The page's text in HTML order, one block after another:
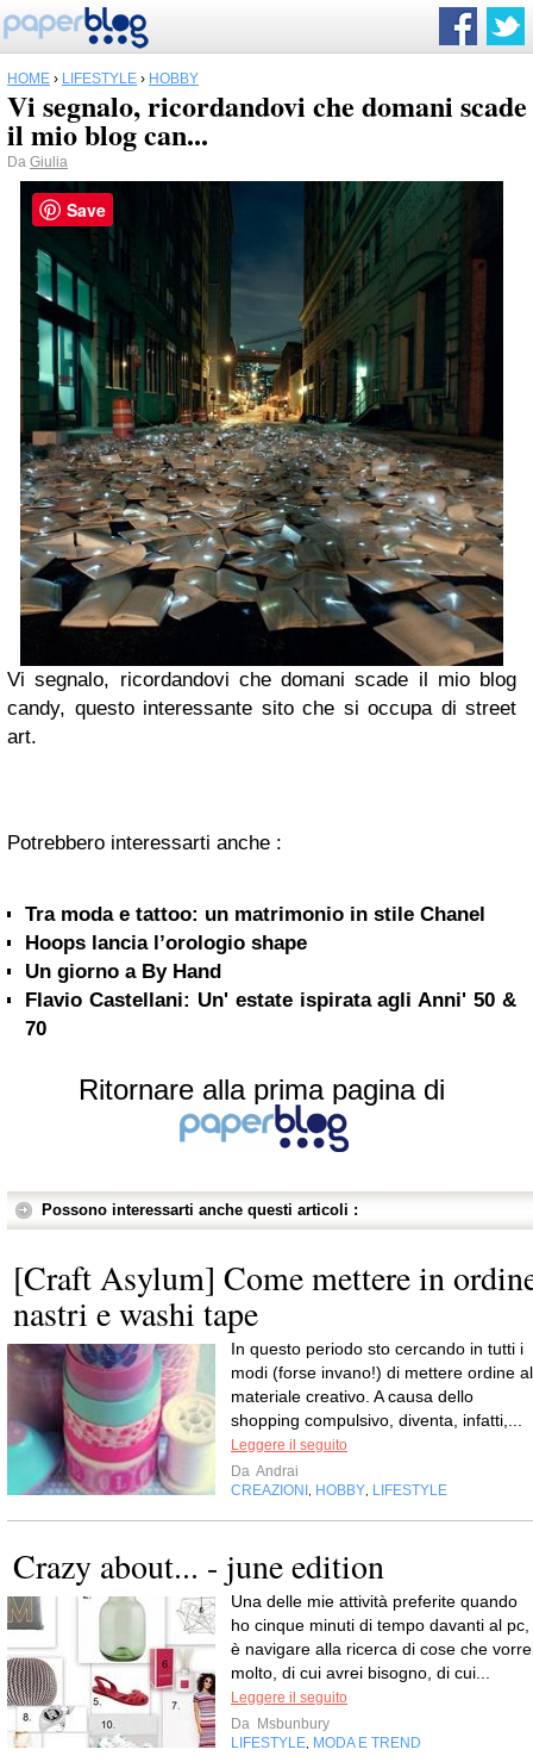
HOME › LIFESTYLE › HOBBY
Vi segnalo, ricordandovi che domani scade
il mio blog can...
Da Giulia
Vi segnalo, ricordandovi che domani scade il mio blog
candy, questo interessante sito che si occupa di street
art.
Potrebbero interessarti anche :
Tra moda e tattoo: un matrimonio in stile Chanel
Hoops lancia l’orologio shape
Un giorno a By Hand
Flavio Castellani: Un' estate ispirata agli Anni' 50 &
70
Ritornare alla prima pagina di
Possono interessarti anche questi articoli :
[Craft Asylum] Come mettere in
nastri e washi tape
In questo periodo sto cercando in tutti i
modi (forse invano!) di mettere ordine al
materiale creativo. A causa dello
shopping compulsivo, diventa, infatti,...
Leggere il seguito
Da Andrai
CREAZIONI HOBBY LIFESTYLE
Crazy about... - june edition
Una delle mie attività preferite quando
ho cinque minuti di tempo davanti al pc,
è navigare alla ricerca di cose che
molto, di cui avrei bisogno, di cui...
Leggere il seguito
Da Msbunbury
LIFESTYLE MODA E TREND
Save